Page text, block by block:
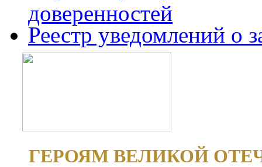
доверенностей
Реестр уведомлений о
ГЕРОЯМ ВЕЛИКОЙ